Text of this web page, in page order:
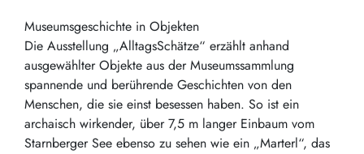
Museumsgeschichte in Objekten
Die Ausstellung „AlltagsSchätze“ erzählt anhand
ausgewählter Objekte aus der Museumssammlung
spannende und berührende Geschichten von den
Menschen, die sie einst besessen haben. So ist ein
archaisch wirkender, über 7,5 m langer Einbaum vom
Starnberger See ebenso zu sehen wie ein „Marterl“, das